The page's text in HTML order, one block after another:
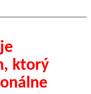
ktorý